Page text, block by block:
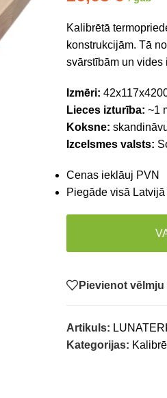
Kalibrētā
konstrukcijām. Tā
svārstībām un vides
Izmēri:
Lieces izturība: ~1
Koksne:
Izcelsmes valsts:
Cenas ieklāuj PVN
Piegāde visā
Pievienot
Artikuls:
Kategorijas: